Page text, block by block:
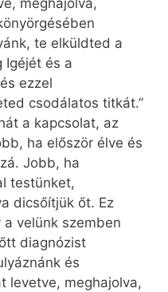
meghajolva,
te elküldted a
Igéjét és a
ezzel
csodálatos titkát.”
a kapcsolat, az
ha először élve és
Jobb, ha
testünket,
dicsőítjük őt. Ez
velünk szemben
diagnózist
és
levetve, meghajolva,